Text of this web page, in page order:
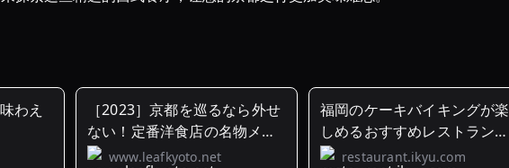
わえ
［2023］京都を巡るなら外せ
ない！定番洋食店の名物メニ
ュー ...www.leafkyoto.net
福岡のケーキバイキングが楽
しめるおすすめレストラント
ップ12restaurant.ikyu.com